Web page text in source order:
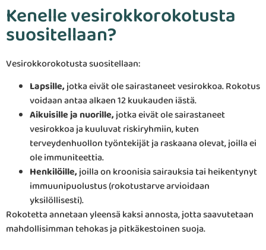
Kenelle vesirokkorokotusta
suositellaan?
Vesirokkorokotusta suositellaan:
Lapsille,jotka eivät ole sairastaneet vesirokkoa. Rokotus
voidaan antaa alkaen 12 kuukauden iästä.
Aikuisille ja nuorille,jotka eivät ole sairastaneet
vesirokkoa ja kuuluvat riskiryhmiin, kuten
terveydenhuollon työntekijät ja raskaana olevat, joilla ei
ole immuniteettia.
Henkilöille,joilla on kroonisia sairauksia tai heikentynyt
immuunipuolustus (rokotustarve arvioidaan
yksilöllisesti).
Rokotetta annetaan yleensä kaksi annosta, jotta saavutetaan
mahdollisimman tehokas ja pitkäkestoinen suoja.